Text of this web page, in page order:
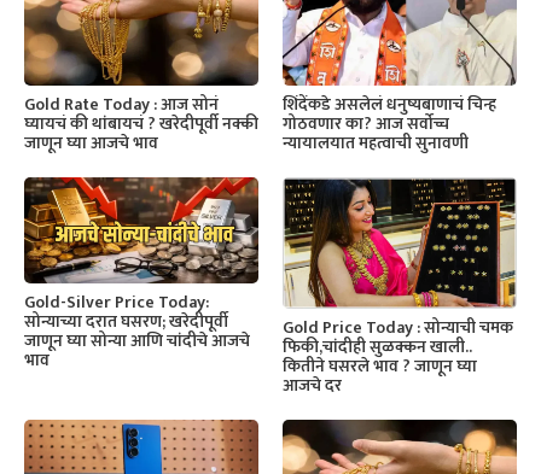
Gold Rate Today : आज सोनं
घ्यायचं की थांबायचं ? खरेदीपूर्वी नक्की
जाणून घ्या आजचे भाव
शिंदेंकडे असलेलं धनुष्यबाणाचं चिन्ह
गोठवणार का? आज सर्वोच्च
न्यायालयात महत्वाची सुनावणी
Gold-Silver Price Today:
सोन्याच्या दरात घसरण; खरेदीपूर्वी
जाणून घ्या सोन्या आणि चांदीचे आजचे
भाव
Gold Price Today : सोन्याची चमक
फिकी,चांदीही सुळक्कन खाली..
कितीने घसरले भाव ? जाणून घ्या
आजचे दर